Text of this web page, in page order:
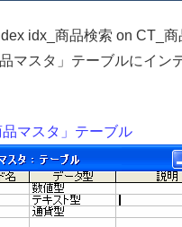
idx_商品検索 on CT_
品マスタ」テーブルにイン
品マスタ」テーブル